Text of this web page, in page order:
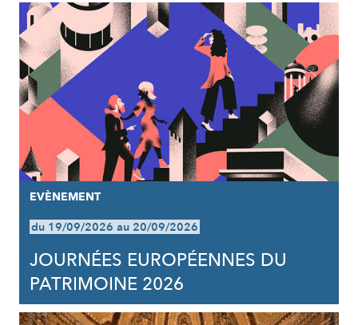
EVÈNEMENT
du 19/09/2026 au 20/09/2026
JOURNÉES EUROPÉENNES DU
PATRIMOINE 2026